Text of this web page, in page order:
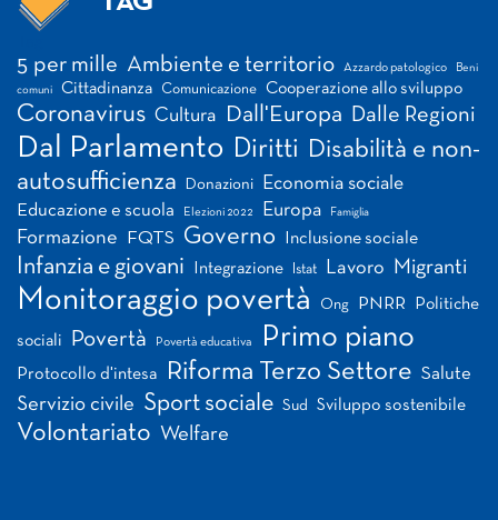
5 per mille Ambiente e territorio Azzardo patologico Beni
comuni Cittadinanza Comunicazione Cooperazione allo sviluppo
Coronavirus Cultura Dall'Europa Dalle Regioni
Dal Parlamento Diritti Disabilità e non-
autosufficienza
Donazioni Economia sociale
Educazione e scuola Elezioni 2022 Europa Famiglia
Formazione FQTS Governo Inclusione sociale
Infanzia e giovani Integrazione Istat Lavoro Migranti
Monitoraggio povertà Ong PNRR Politiche
sociali Povertà Povertà educativa Primo piano
Protocollo d'intesa Riforma Terzo Settore Salute
Servizio civile Sport sociale Sud Sviluppo sostenibile
Volontariato Welfare